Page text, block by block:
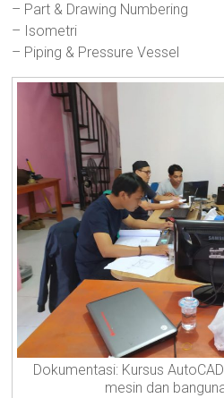
– Part & Drawing Numbering
– Isometri
– Piping & Pressure Vessel
Dokumentasi: Kursus
mesin dan